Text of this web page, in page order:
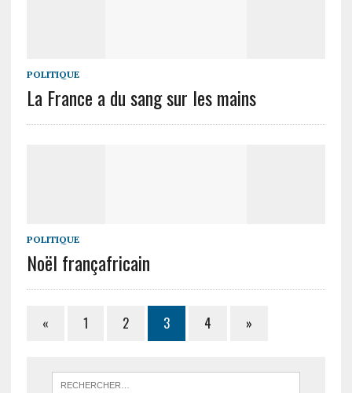
POLITIQUE
La France a du sang sur les mains
POLITIQUE
Noël françafricain
« 1 2 3 4 »